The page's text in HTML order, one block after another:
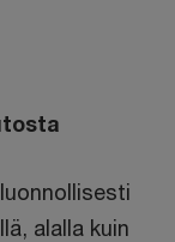
alalla kuin